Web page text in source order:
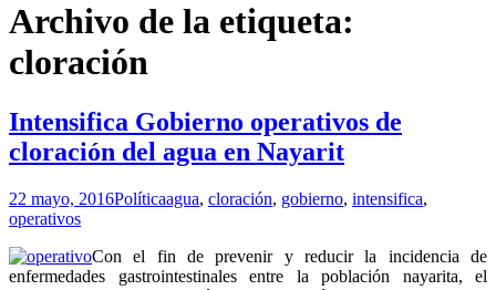
Archivo de la etiqueta:
cloración
Intensifica Gobierno operativos de
cloración del agua en Nayarit
22 mayo, 2016Políticaagua, cloración, gobierno, intensifica,
operativos
Con el fin de prevenir y reducir la incidencia de
enfermedades gastrointestinales entre la población nayarita, el